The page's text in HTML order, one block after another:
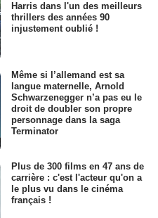
Harris dans l'un des meilleurs
thrillers des années 90
injustement oublié !
Même si l’allemand est sa
langue maternelle, Arnold
Schwarzenegger n’a pas eu le
droit de doubler son propre
personnage dans la saga
Terminator
Plus de 300 films en 47 ans de
carrière : c'est l'acteur qu'on a
le plus vu dans le cinéma
français !